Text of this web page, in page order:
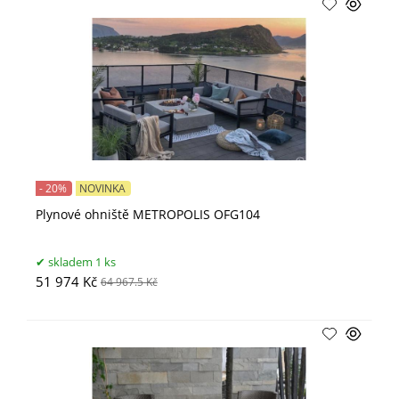
Plynové ohniště METROPOLIS OFG104
- 20% NOVINKA
skladem 1 ks
51 974 Kč 64 967.5 Kč